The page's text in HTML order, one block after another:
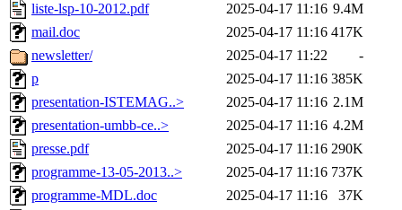
liste-lsp-10-2012.pdf
2025-04-17 11:16 9.4M
mail.doc
2025-04-17 11:16 417K
newsletter/
2025-04-17 11:22
-
p
2025-04-17 11:16 385K
presentation-ISTEMAG..>
2025-04-17 11:16 2.1M
presentation-umbb-ce..>
2025-04-17 11:16 4.2M
presse.pdf
2025-04-17 11:16 290K
programme-13-05-2013..>
2025-04-17 11:16 737K
programme-MDL.doc
2025-04-17 11:16
37K